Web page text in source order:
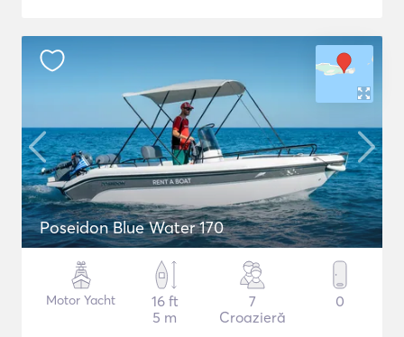
Poseidon Blue Water 170
Motor Yacht
16 ft
5 m
7
Croazieră
0